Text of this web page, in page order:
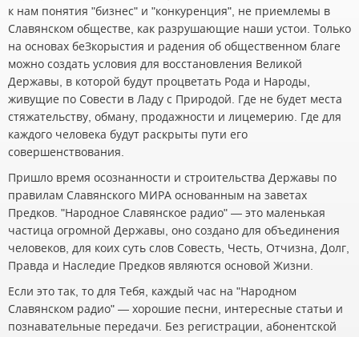
к нам понятия "бизнес" и "конкуренция", не приемлемы в
Славянском обществе, как разрушающие наши устои. Только
на основах беЗкорыстия и радения об общественном благе
можно создать условия для восстановления Великой
Державы, в которой будут процветать Рода и Народы,
живущие по Совести в Ладу с Природой. Где не будет места
стяжательству, обману, продажности и лицемерию. Где для
каждого человека будут раскрыты пути его
совершенствования.
Пришло время осознанности и строительства Державы по
правилам Славянского МИРА основанным на заветах
Предков. "Народное Славянское радио" — это маленькая
частица огромной Державы, оно создано для объединения
человеков, для коих суть слов Совесть, Честь, Отчизна, Долг,
Правда и Наследие Предков являются основой Жизни.
Если это так, то для Тебя, каждый час на "Народном
Славянском радио" — хорошие песни, интересные статьи и
познавательные передачи. Без регистрации, абонентской